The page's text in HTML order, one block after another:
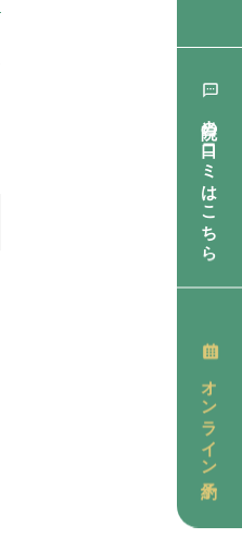
当院の口コミはこちら
オンライン予約